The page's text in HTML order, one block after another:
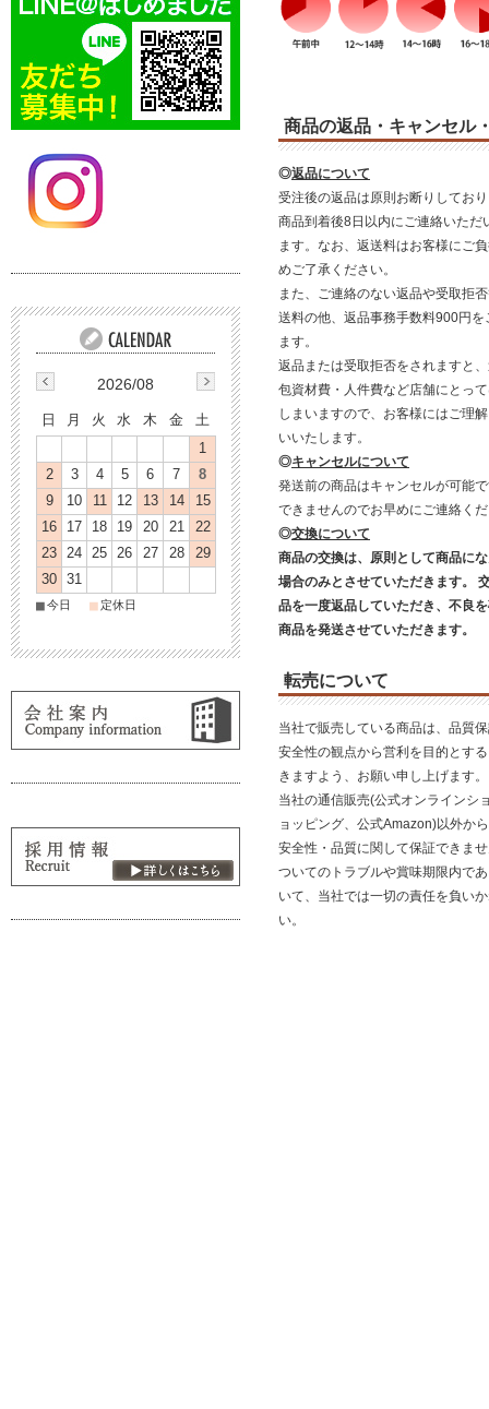
商品の返品・キャンセル
◎返品について
受注後の返品は原則お断りしてお
商品到着後8日以内にご連絡いただ
ます。なお、返送料はお客様にご
めご了承ください。
また、ご連絡のない返品や受取拒
送料の他、返品事務手数料900円
ます。
返品または受取拒否をされますと
包資材費・人件費など店舗にとっ
しまいますので、お客様にはご理
いいたします。
◎キャンセルについて
発送前の商品はキャンセルが可能
できませんのでお早めにご連絡く
◎交換について
商品の交換は、原則として商品に
場合のみとさせていただきます。
品を一度返品していただき、不良
商品を発送させていただきます。
転売について
当社で販売している商品は、品質
安全性の観点から営利を目的とす
きますよう、お願い申し上げます。
当社の通信販売(公式オンラインシ
ョッピング、公式Amazon)以外か
安全性・品質に関して保証できま
ついてのトラブルや賞味期限内で
いて、当社では一切の責任を負い
い。
2026/08
日 月 火 水 木 金
土
1
2
3 4 5 6 7
8
9
10 11 12 13 14
15
16
17 18 19 20 21
22
23
24 25 26 27 28
29
30
31
■今日 ■ 定休日